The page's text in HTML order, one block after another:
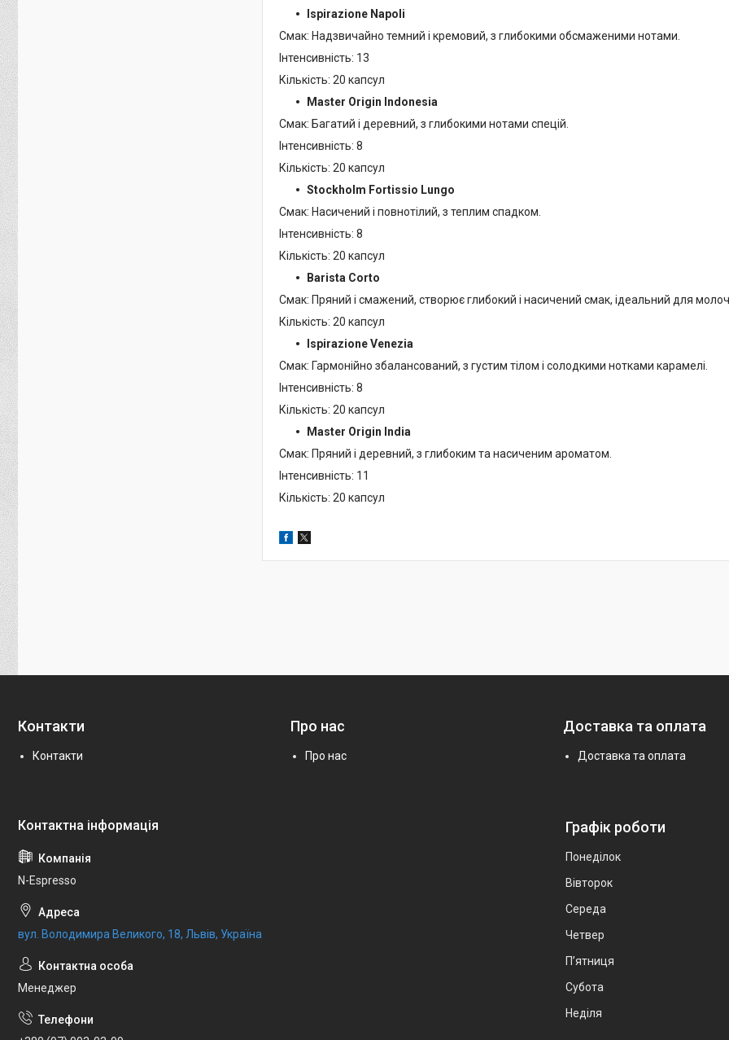
Ispirazione Napoli
Смак: Надзвичайно темний і кремовий, з глибокими обсмаженими нотами.
Інтенсивність: 13
Кількість: 20 капсул
Master Origin Indonesia
Смак: Багатий і деревний, з глибокими нотами спецій.
Інтенсивність: 8
Кількість: 20 капсул
Stockholm Fortissio Lungo
Смак: Насичений і повнотілий, з теплим спадком.
Інтенсивність: 8
Кількість: 20 капсул
Barista Corto
Смак: Пряний і смажений, створює глибокий і насичений смак, ідеальний для
Кількість: 20 капсул
Ispirazione Venezia
Смак: Гармонійно збалансований, з густим тілом і солодкими нотками карамелі.
Інтенсивність: 8
Кількість: 20 капсул
Master Origin India
Смак: Пряний і деревний, з глибоким та насиченим ароматом.
Інтенсивність: 11
Кількість: 20 капсул
Контакти
Контакти
Про нас
Про нас
Доставка та оплата
Доставка та оплата
N-Espresso
вул. Володимира Великого, 18, Львів, Україна
Менеджер
Графік роботи
Понеділок
Вівторок
Середа
Четвер
Пʼятниця
Субота
Неділя